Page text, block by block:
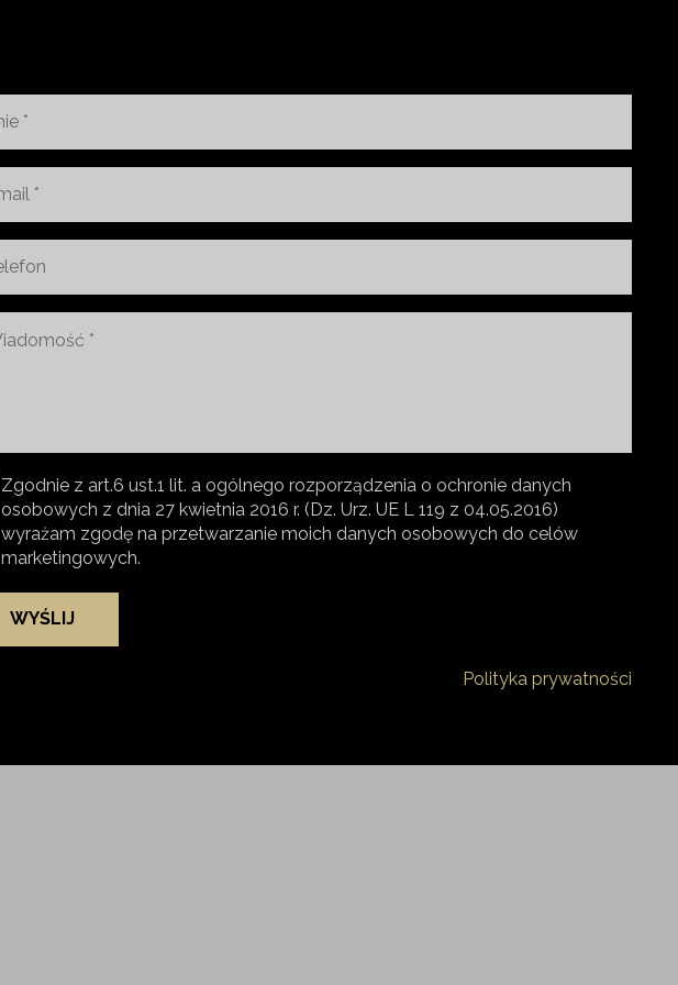
Zgodnie z art.6 ust.1 lit. a ogólnego rozporządzenia o ochronie danych
osobowych z dnia 27 kwietnia 2016 r. (Dz. Urz. UE L 119 z 04.05.2016)
wyrażam zgodę na przetwarzanie moich danych osobowych do celów
marketingowych.
WYŚLIJ
Polityka prywatności